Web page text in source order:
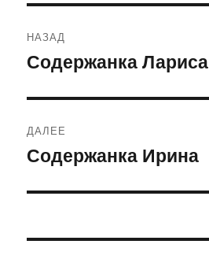
по
НАЗАД
Предыдущая
Содержанка Лариса
ДАЛЕЕ
Следующая
Содержанка Ирина